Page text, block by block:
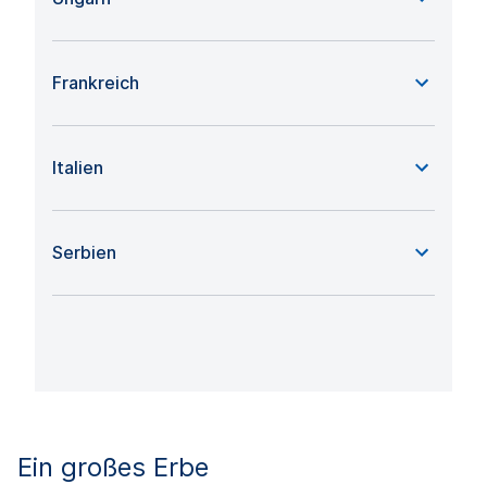
Frankreich
Italien
Serbien
Ein großes Erbe